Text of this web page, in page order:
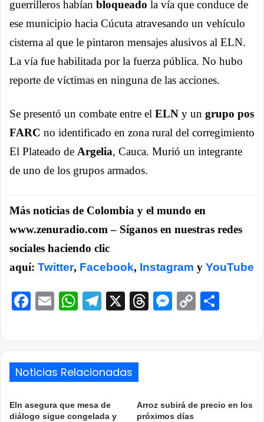
guerrilleros habían bloqueado la vía que conduce de
ese municipio hacia Cúcuta atravesando un vehículo
cisterna al que le pintaron mensajes alusivos al ELN.
La vía fue habilitada por la fuerza pública. No hubo
reporte de víctimas en ninguna de las acciones.
Se presentó un combate entre el ELN y un grupo pos
FARC no identificado en zona rural del corregimiento
El Plateado de Argelia, Cauca. Murió un integrante
de uno de los grupos armados.
Más noticias de Colombia y el mundo en
www.zenuradio.com – Síganos en nuestras redes
sociales haciendo clic
aquí: Twitter, Facebook, Instagram y YouTube
Facebook
EmailWhatsApp
Telegram
X ThreadsCopy
Noticias Relacionadas
Eln asegura que mesa de
diálogo sigue congelada y
Arroz subirá de precio en los
próximos días